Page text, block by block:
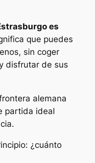
es
que puedes
sin coger
disfrutar de sus
alemana
partida ideal
¿cuánto